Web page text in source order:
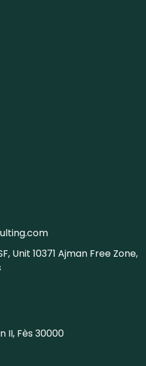
Unit 10371 Ajman Free Zone,
II, Fès 30000